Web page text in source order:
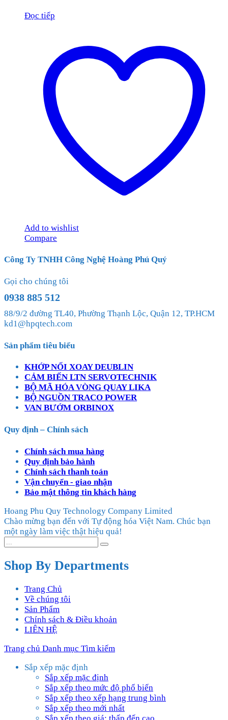
Đọc tiếp
Add to wishlist
Compare
Công Ty TNHH Công Nghệ Hoàng Phú Quý
Gọi cho chúng tôi
0938 885 512
88/9/2 đường TL40, Phường Thạnh Lộc, Quận 12, TP.HCM
kd1@hpqtech.com
Sản phẩm tiêu biểu
KHỚP NỐI XOAY DEUBLIN
CẢM BIẾN LTN SERVOTECHNIK
BỘ MÃ HÓA VÒNG QUAY LIKA
BỘ NGUỒN TRACO POWER
VAN BƯỚM ORBINOX
Quy định – Chính sách
Chính sách mua hàng
Quy định bảo hành
Chính sách thanh toán
Vận chuyển - giao nhận
Bảo mật thông tin khách hàng
Hoang Phu Quy Technology Company Limited
Chào mừng bạn đến với Tự động hóa Việt Nam. Chúc bạn
một ngày làm việc thật hiệu quả!
Shop By Departments
Trang Chủ
Về chúng tôi
Sản Phẩm
Chính sách & Điều khoản
LIÊN HỆ
Trang chủ Danh mục Tìm kiếm
Sắp xếp mặc định
Sắp xếp mặc định
Sắp xếp theo mức độ phổ biến
Sắp xếp theo xếp hạng trung bình
Sắp xếp theo mới nhất